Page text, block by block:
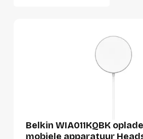
Duurste eerst
Belkin WIA011KQBK
mobiele apparatuur